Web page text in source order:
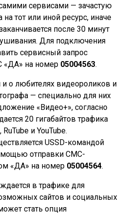
сервисами — зачастую
на тот или иной ресурс, иначе
после 30 минут
Для подключения
сервисный запрос
«ДА» на номер 05004563.
о любителях видеороликов и
— специально для них
«Видео+», согласно
20 гигабайтов трафика
и YouTube.
USSD-командой
отправки СМС-
«ДА» на номер 05004564.
в трафике для
сайтов и социальных
стать опция